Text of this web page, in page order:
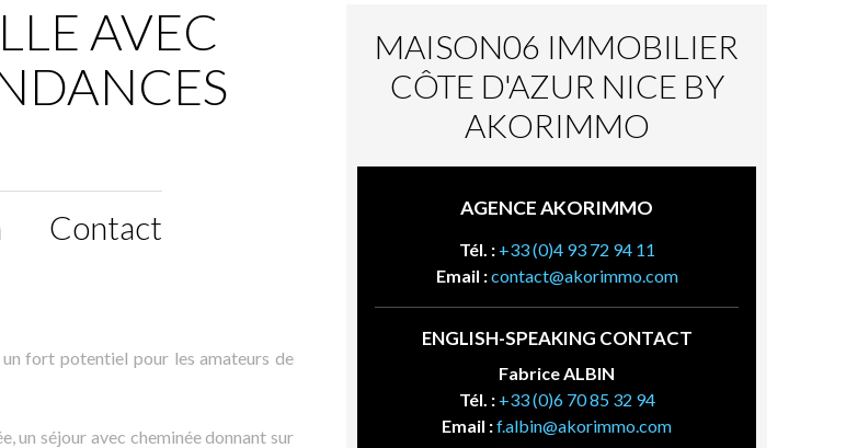
AVEC
Contact
fort potentiel pour les amateurs de
un séjour avec cheminée donnant sur
MAISON06 IMMOBILIER
CÔTE D'AZUR NICE BY
AKORIMMO
AGENCE AKORIMMO
Tél. : +33 (0)4 93 72 94 11
Email :contact@akorimmo.com
ENGLISH-SPEAKING CONTACT
Fabrice ALBIN
Tél. : +33 (0)6 70 85 32 94
Email :f.albin@akorimmo.com